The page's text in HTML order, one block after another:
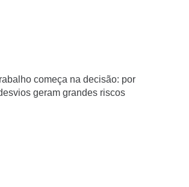
começa na decisão: por
geram grandes riscos